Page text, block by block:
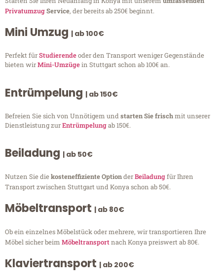
PrivatumzugService, der bereits ab 250€ beginnt.
Mini Umzug | ab 100€
Perfekt fürStudierendeoder den Transport weniger Gegenstände
bieten wirMini-Umzügein Stuttgart schon ab 100€ an.
Entrümpelung | ab 150€
Befreien Sie sich von Unnötigem undstarten Sie frischmit unserer
Dienstleistung zurEntrümpelungab 150€.
Beiladung | ab 50€
Nutzen Sie diekosteneffiziente OptionderBeiladungfür Ihren
Transport zwischen Stuttgart und Konya schon ab 50€.
Möbeltransport | ab 80€
Ob ein einzelnes Möbelstück oder mehrere, wir transportieren Ihre
Möbel sicher beim Möbeltransportnach Konya preiswert ab 80€.
Klaviertransport | ab 200€